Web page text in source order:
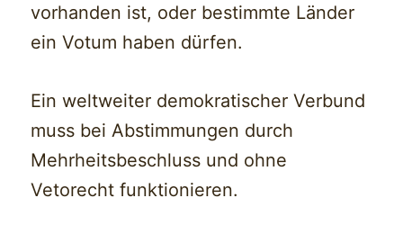
vorhanden ist, oder bestimmte Länder
ein Votum haben dürfen.
Ein weltweiter demokratischer Verbund
muss bei Abstimmungen durch
Mehrheitsbeschluss und ohne
Vetorecht funktionieren.